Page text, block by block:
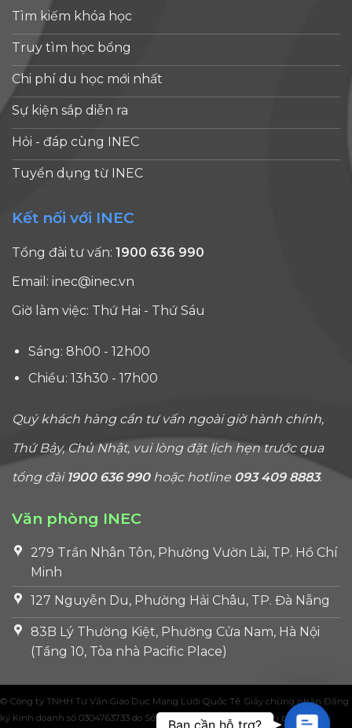
Tìm kiếm khóa học
Truy tìm học bổng
Chi phí du học mới nhất
Sự kiện sắp diễn ra
Hỏi - đáp cùng INEC
Tuyển dụng từ INEC
Kết nối với INEC
Tổng đài tư vấn: 1900 636 990
Email: inec@inec.vn
Giờ làm việc: Thứ Hai - Thứ Sáu
Sáng: 8h00 - 12h00
Chiều: 13h30 - 17h00
Quý khách hàng cần tư vấn ngoài giờ hành chính,
Thứ Bảy, Chủ Nhật, vui lòng đặt lịch hẹn trước qua
tổng đài 1900 636 990hoặc hotline 093 409 8883.
Văn phòng INEC
279 Trần Nhân Tôn, Phường Vườn Lài, TP. Hồ Chí
Minh
127 Nguyễn Du, Phường Hải Châu, TP. Đà Nẵng
83B Lý Thường Kiệt, Phường Cửa Nam, Hà Nội
(Tầng 10, Tòa nhà Pacific Place)
© Công ty TNHH Tư Vấn Giáo Dục Mạng Lưới Quốc Tế. Giấy chứng nhận Đăng
ký Kinh doanh số 0304763733 do Sở Kế hoạch và Đầu tư Thành phố Hồ Chí
Bạn cần hỗ trợ?